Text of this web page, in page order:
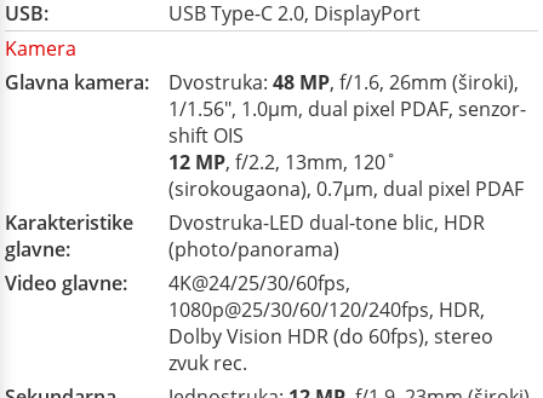
USB:
USB Type-C 2.0, DisplayPort
Kamera
Glavna kamera:
Dvostruka: 48 MP, f/1.6, 26mm (široki),
1/1.56", 1.0µm, dual pixel PDAF, senzor-
shift OIS
12 MP, f/2.2, 13mm, 120˚
(sirokougaona), 0.7µm, dual pixel PDAF
Karakteristike
glavne:
Dvostruka-LED dual-tone blic, HDR
(photo/panorama)
Video glavne:
4K@24/25/30/60fps,
1080p@25/30/60/120/240fps, HDR,
Dolby Vision HDR (do 60fps), stereo
zvuk rec.